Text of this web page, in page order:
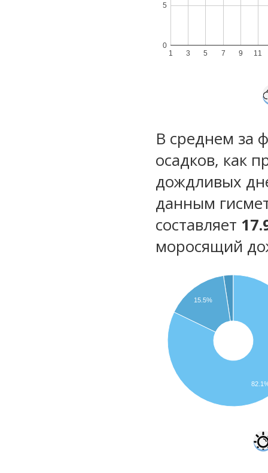
1 3 5 7 9 11
0
5
В среднем за
осадков, как
дождливых
данным
составляет
моросящий
15.5%